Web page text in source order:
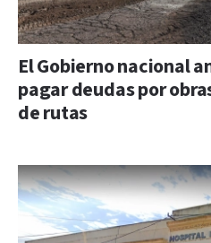
El Gobierno nacional
pagar deudas por
de rutas